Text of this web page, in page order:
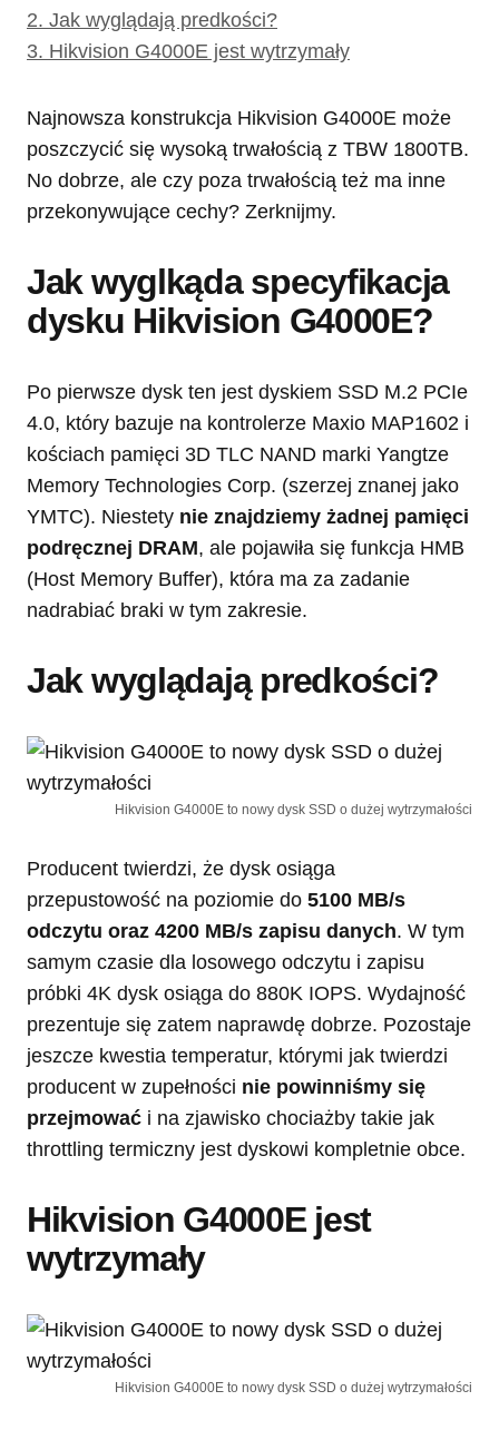
2. Jak wyglądają predkości?
3. Hikvision G4000E jest wytrzymały
Najnowsza konstrukcja Hikvision G4000E może
poszczycić się wysoką trwałością z TBW 1800TB.
No dobrze, ale czy poza trwałością też ma inne
przekonywujące cechy? Zerknijmy.
Jak wyglkąda specyfikacja
dysku Hikvision G4000E?
Po pierwsze dysk ten jest dyskiem SSD M.2 PCIe
4.0, który bazuje na kontrolerze Maxio MAP1602 i
kościach pamięci 3D TLC NAND marki Yangtze
Memory Technologies Corp. (szerzej znanej jako
YMTC). Niestety nie znajdziemy żadnej pamięci
podręcznej DRAM, ale pojawiła się funkcja HMB
(Host Memory Buffer), która ma za zadanie
nadrabiać braki w tym zakresie.
Jak wyglądają predkości?
Hikvision G4000E to nowy dysk SSD o dużej wytrzymałości
Producent twierdzi, że dysk osiąga
przepustowość na poziomie do 5100 MB/s
odczytu oraz 4200 MB/s zapisu danych. W tym
samym czasie dla losowego odczytu i zapisu
próbki 4K dysk osiąga do 880K IOPS. Wydajność
prezentuje się zatem naprawdę dobrze. Pozostaje
jeszcze kwestia temperatur, którymi jak twierdzi
producent w zupełności nie powinniśmy się
przejmować i na zjawisko chociażby takie jak
throttling termiczny jest dyskowi kompletnie obce.
Hikvision G4000E jest
wytrzymały
Hikvision G4000E to nowy dysk SSD o dużej wytrzymałości